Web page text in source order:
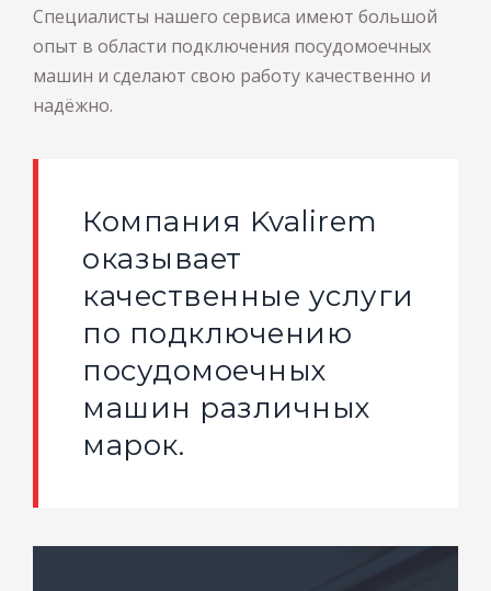
Специалисты нашего сервиса имеют большой
опыт в области подключения посудомоечных
машин и сделают свою работу качественно и
надёжно.
Компания Kvalirem
оказывает
качественные услуги
по подключению
посудомоечных
машин различных
марок.